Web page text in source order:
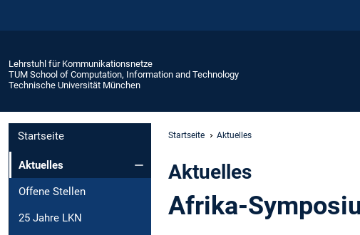
Lehrstuhl für Kommunikationsnetze
TUM School of Computation, Information and Technology
Technische Universität München
Startseite
Aktuelles
Offene Stellen
25 Jahre LKN
Startseite Aktuelles
Aktuelles
Afrika-